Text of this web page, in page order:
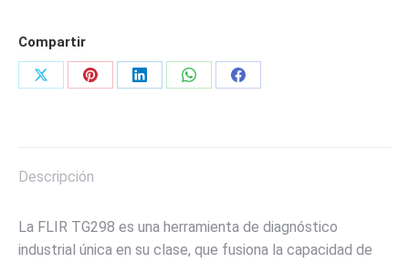
Compartir
Share
Share
Share
Share
Share
Descripción
La FLIR TG298 es una herramienta de diagnóstico
industrial única en su clase, que fusiona la capacidad de